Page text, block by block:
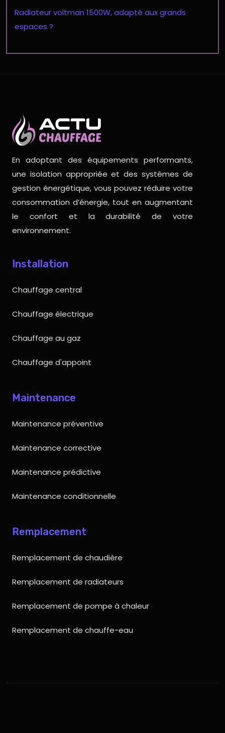
Radiateur voltman 1500W, adapté aux grands
espaces ?
En adoptant des équipements performants,
une isolation appropriée et des systèmes de
gestion énergétique, vous pouvez réduire votre
consommation d’énergie, tout en augmentant
le confort et la durabilité de votre
environnement.
Installation
Chauffage central
Chauffage électrique
Chauffage au gaz
Chauffage d'appoint
Maintenance
Maintenance préventive
Maintenance corrective
Maintenance prédictive
Maintenance conditionnelle
Remplacement
Remplacement de chaudière
Remplacement de radiateurs
Remplacement de pompe à chaleur
Remplacement de chauffe-eau